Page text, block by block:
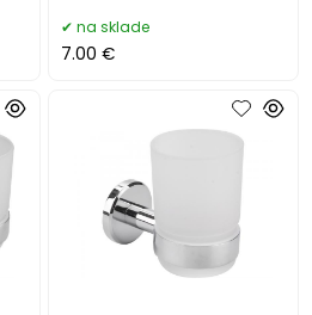
na sklade
7.00 €